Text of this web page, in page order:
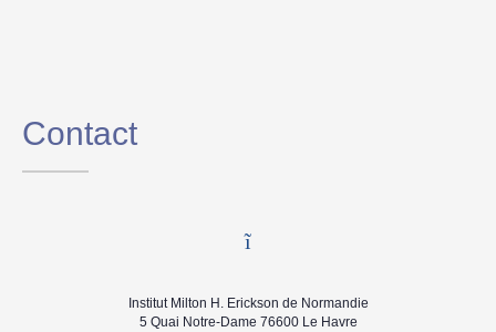
Contact
Institut Milton H. Erickson de Normandie
5 Quai Notre-Dame 76600 Le Havre